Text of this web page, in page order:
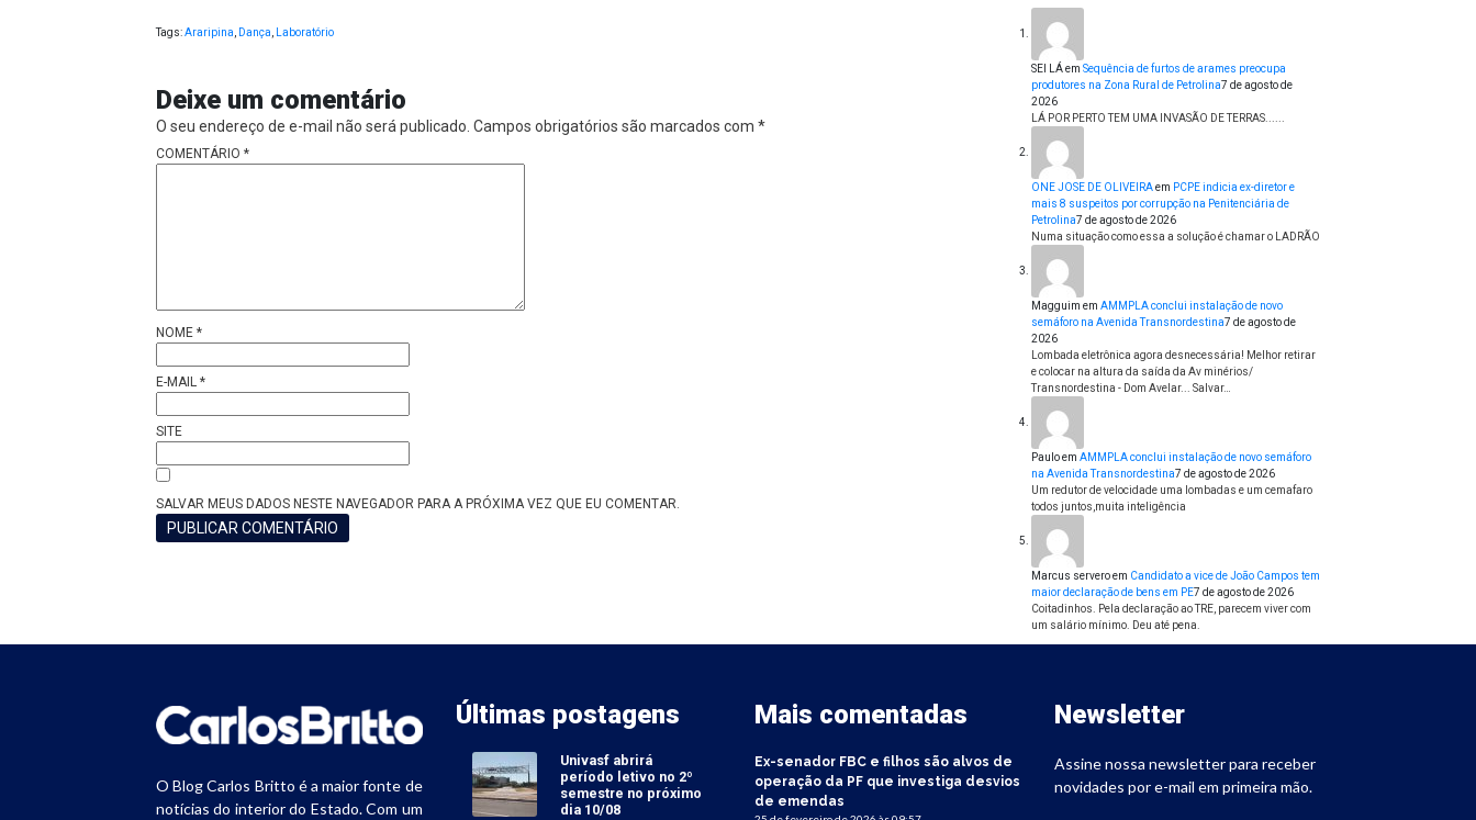
Tags:Araripina Dança Laboratório
Deixe um comentário
O seu endereço de e-mail não será publicado. Campos obrigatórios são marcados com *
COMENTÁRIO *
NOME *
E-MAIL *
SITE
SALVAR MEUS DADOS NESTE NAVEGADOR PARA A PRÓXIMA VEZ QUE EU COMENTAR.
SEI LÁem Sequência de furtos de arames preocupa
produtores na Zona Rural de Petrolina7 de agosto de
2026
LÁ POR PERTO TEM UMA INVASÃO DE TERRAS......
ONE JOSE DE OLIVEIRAem PCPE indicia ex-diretor e
mais 8 suspeitos por corrupção na Penitenciária de
Petrolina7 de agosto de 2026
Numa situação como essa a solução é chamar o LADRÃO
Magguim em AMMPLA conclui instalação de novo
semáforo na Avenida Transnordestina7 de agosto de
2026
Lombada eletrônica agora desnecessária! Melhor retirar
e colocar na altura da saída da Av minérios/
Transnordestina - Dom Avelar... Salvar…
Pauloem AMMPLA conclui instalação de novo semáforo
na Avenida Transnordestina7 de agosto de 2026
Um redutor de velocidade uma lombadas e um cemafaro
todos juntos,muita inteligência
Marcus serveroem Candidato a vice de João Campos tem
maior declaração de bens em PE7 de agosto de 2026
Coitadinhos. Pela declaração ao TRE, parecem viver com
um salário mínimo. Deu até pena.
O Blog Carlos Britto é a maior fonte de
notícias do interior do Estado. Com um
Últimas postagens
Univasf abrirá
período letivo no 2º
semestre no próximo
dia 10/08
Mais comentadas
Ex-senador FBC e filhos são alvos de
operação da PF que investiga desvios
de emendas
Newsletter
Assine nossa newsletter para receber
novidades por e-mail em primeira mão.